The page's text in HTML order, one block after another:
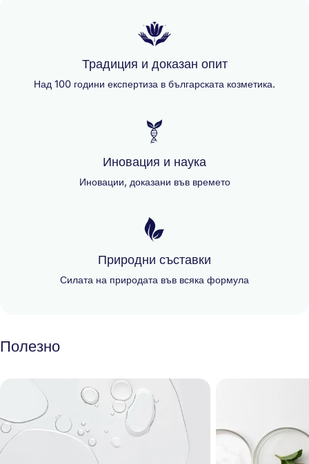
Традиция и доказан опит
Над 100 години експертиза в българската козметика.
Иновация и наука
Иновации, доказани във времето
Природни съставки
Силата на природата във всяка формула
Полезно